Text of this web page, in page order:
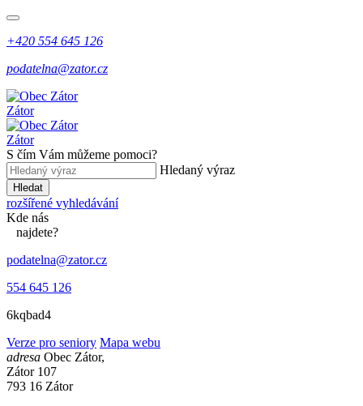
+420 554 645 126
podatelna@zator.cz
Zátor
Zátor
S čím Vám můžeme pomoci?
Hledaný výraz
Hledat
rozšířené vyhledávání
Kde nás
najdete?
podatelna@zator.cz
554 645 126
6kqbad4
Verze pro seniory Mapa webu
adresa Obec Zátor,
Zátor 107
793 16 Zátor